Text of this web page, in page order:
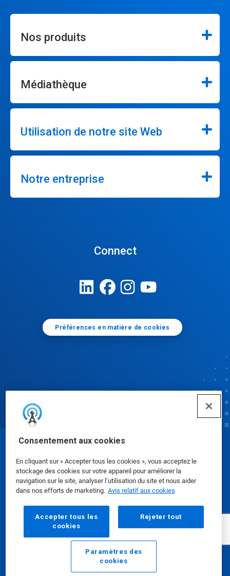
Consentement aux cookies
En cliquant sur « Accepter tous les cookies », vous acceptez le
stockage des cookies sur votre appareil pour améliorer la
navigation sur le site, analyser l’utilisation du site et nous aider
dans nos efforts de marketing. Avis relatif aux cookies
Accepter tous les
cookies
Rejeter tout
Paramètres des
cookies
Nos produits
Médiathèque
Utilisation de notre site Web
Notre entreprise
Connect
Préférences en matière de cookies
Courriel Appeler
Fiches signalétiques|Politique de confidentialité
Modalités d'utilisation